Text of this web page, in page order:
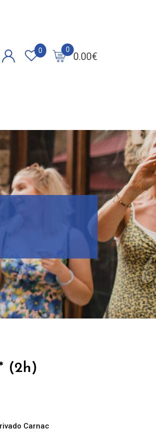
0.00€
0
0
(2h)
Carnac